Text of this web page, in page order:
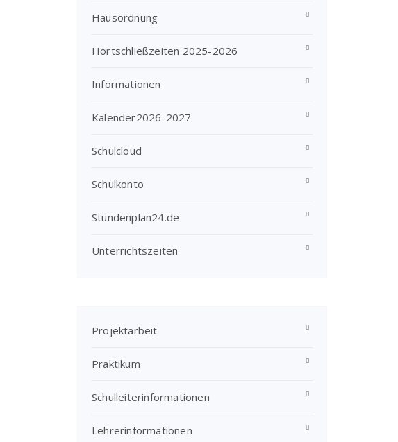
Hausordnung
Hortschließzeiten 2025-2026
Informationen
Kalender2026-2027
Schulcloud
Schulkonto
Stundenplan24.de
Unterrichtszeiten
Projektarbeit
Praktikum
Schulleiterinformationen
Lehrerinformationen